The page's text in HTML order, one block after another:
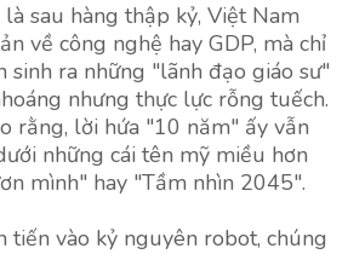
sau hàng thập kỷ, Việt Nam
về công nghệ hay GDP, mà chỉ
sinh ra những "lãnh đạo giáo sư"
nhưng thực lực rỗng tuếch.
rằng, lời hứa "10 năm" ấy vẫn
những cái tên mỹ miều hơn
mình" hay "Tầm nhìn 2045".
tiến vào kỷ nguyên robot, chúng